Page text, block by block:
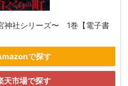
神社シリーズ〜 1巻【電子書
で探す
天市場で探す